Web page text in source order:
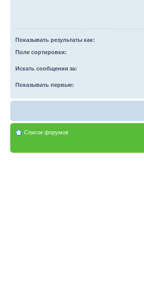
Показывать результаты как:
Поле сортировки:
Искать сообщения за:
Показывать первые:
Список форумов